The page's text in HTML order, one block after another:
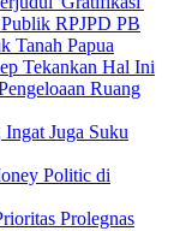
RPJPD PB
Tanah Papua
Tekankan Hal Ini
Ruang
Juga Suku
Politic di
Prolegnas